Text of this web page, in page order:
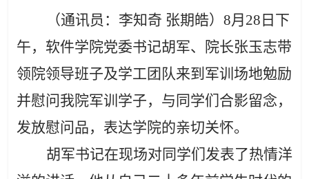
（通讯员：李知奇 张期皓） 8月 28 日下
午，软件学院党委书记胡军、院长张玉志带
领院领导班子及学工团队来到军训场地勉励
并慰问我院军训学子，与同学们合影留念，
发放慰问品， 表达学院的亲切关怀。
胡军书记在现场对同学们发表了热情洋